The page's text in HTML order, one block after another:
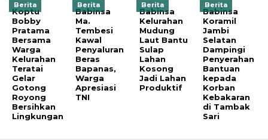
Berita
Koptu
Bobby
Pratama
Bersama
Warga
Kelurahan
Teratai
Gelar
Gotong
Royong
Bersihkan
Lingkungan
Berita
Babinsa
Ma.
Tembesi
Kawal
Penyaluran
Beras
Bapanas,
Warga
Apresiasi
TNI
Berita
Babinsa
Kelurahan
Mudung
Laut Bantu
Sulap
Lahan
Kosong
Jadi Lahan
Produktif
Berita
Babinsa
Koramil
Jambi
Selatan
Dampingi
Penyerahan
Bantuan
kepada
Korban
Kebakaran
di Tambak
Sari